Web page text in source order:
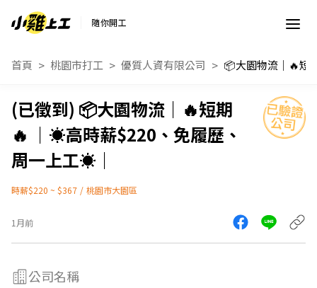
隨你開工
首頁 桃園市打工 優質人資有限公司
📦大園物流｜🔥短期
🔥 ｜☀️高時薪$220、免履歷、
周一上工☀️｜
時薪$220 ~ $367 / 桃園市大園區
1月前
公司名稱